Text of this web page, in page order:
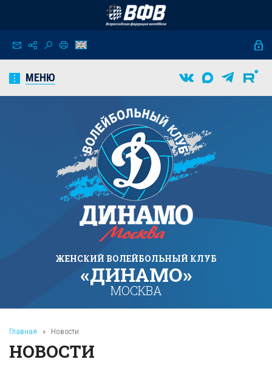
МЕНЮ
ЖЕНСКИЙ ВОЛЕЙБОЛЬНЫЙ КЛУБ
«ДИНАМО»
МОСКВА
Главная » Новости
НОВОСТИ